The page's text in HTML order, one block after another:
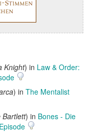
Knight) in Law & Order:
) in The Mentalist
Bartlett) in Bones - Die